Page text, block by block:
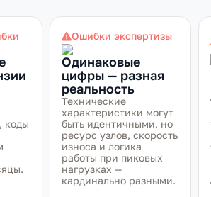
коды
Ошибки экспертизы
Одинаковые
цифры — разная
реальность
Технические
характеристики могут
быть идентичными, но
ресурс узлов, скорость
износа и логика
работы при пиковых
нагрузках —
кардинально разными.